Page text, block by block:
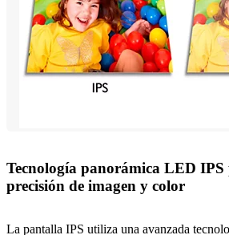
Tecnología panorámica LED
precisión de imagen y color
La pantalla IPS utiliza una avanzada